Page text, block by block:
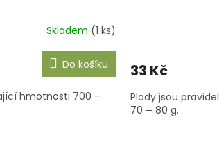
Skladem (1 ks)
Do košíku
hmotnosti 700 –
33 Kč
Plody jsou
70 ─ 80 g.